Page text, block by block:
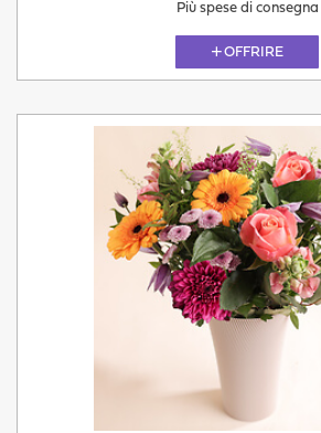
Più spese di consegna
OFFRIRE